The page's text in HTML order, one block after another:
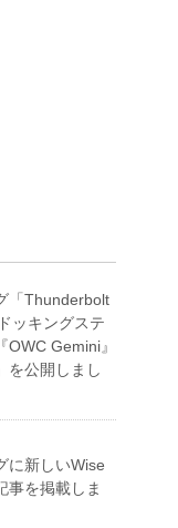
「Thunderbolt
ッキングステ
Gemini』
を公開しまし
に新しいWise
事を掲載しま